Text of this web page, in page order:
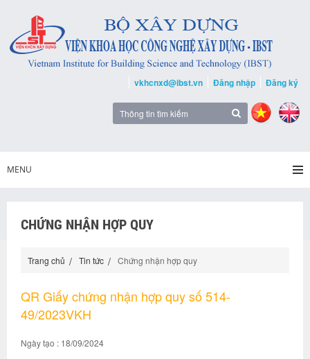
vkhcnxd@ibst.vn Đăng nhập Đăng ký
MENU
CHỨNG NHẬN HỢP QUY
Trang chủ Tin tức Chứng nhận hợp quy
QR Giấy chứng nhận hợp quy số 514-
49/2023VKH
Ngày tạo : 18/09/2024